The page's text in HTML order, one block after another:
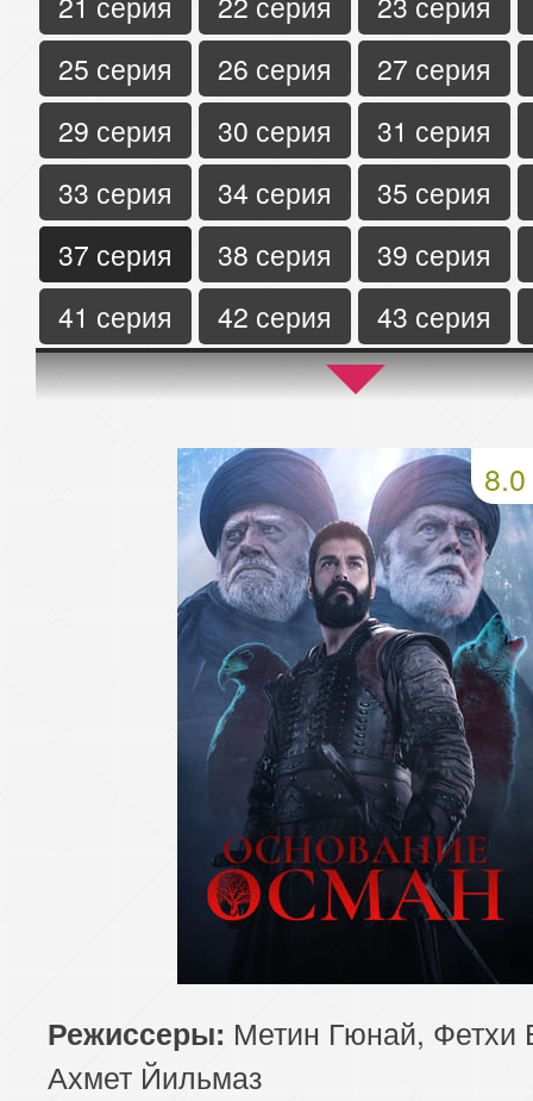
25 серия
26 серия
27 серия
29 серия
30 серия
31 серия
33 серия
34 серия
35 серия
37 серия
38 серия
39 серия
41 серия
42 серия
43 серия
45 серия
46 серия
47 серия
50 серия
51 серия
54 серия
55 серия
58 серия
59 серия
62 серия
63 серия
66 серия
67 серия
70 серия
71 серия
74 серия
75 серия
78 серия
79 серия
82 серия
83 серия
8.0
Режиссеры: Метин Гюнай, Фетхи
Ахмет Йильмаз